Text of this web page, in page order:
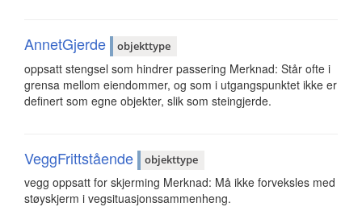
AnnetGjerde objekttype
oppsatt stengsel som hindrer passering Merknad: Står ofte i
grensa mellom eiendommer, og som i utgangspunktet ikke er
definert som egne objekter, slik som steingjerde.
VeggFrittstående objekttype
vegg oppsatt for skjerming Merknad: Må ikke forveksles med
støyskjerm i vegsituasjonssammenheng.